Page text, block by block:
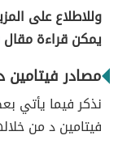
وللاطلاع على
يمكن قراءة مقال
مصادر فيتامين
نذكر فيما يأتي
فيتامين د من